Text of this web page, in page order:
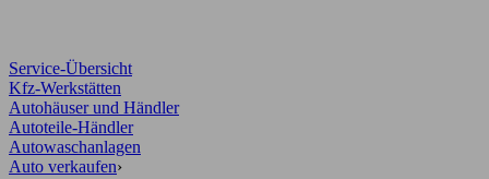
Service-Übersicht
Kfz-Werkstätten
Autohäuser und Händler
Autoteile-Händler
Autowaschanlagen
Auto verkaufen›